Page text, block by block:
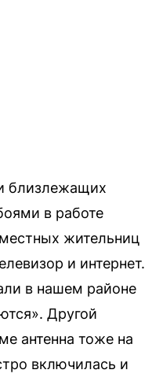
близлежащих
в работе
жительниц
и интернет.
в нашем районе
Другой
антенна тоже на
включилась и